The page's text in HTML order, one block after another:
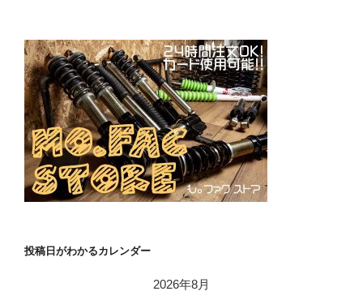
投稿日がわかるカレンダー
2026年8月